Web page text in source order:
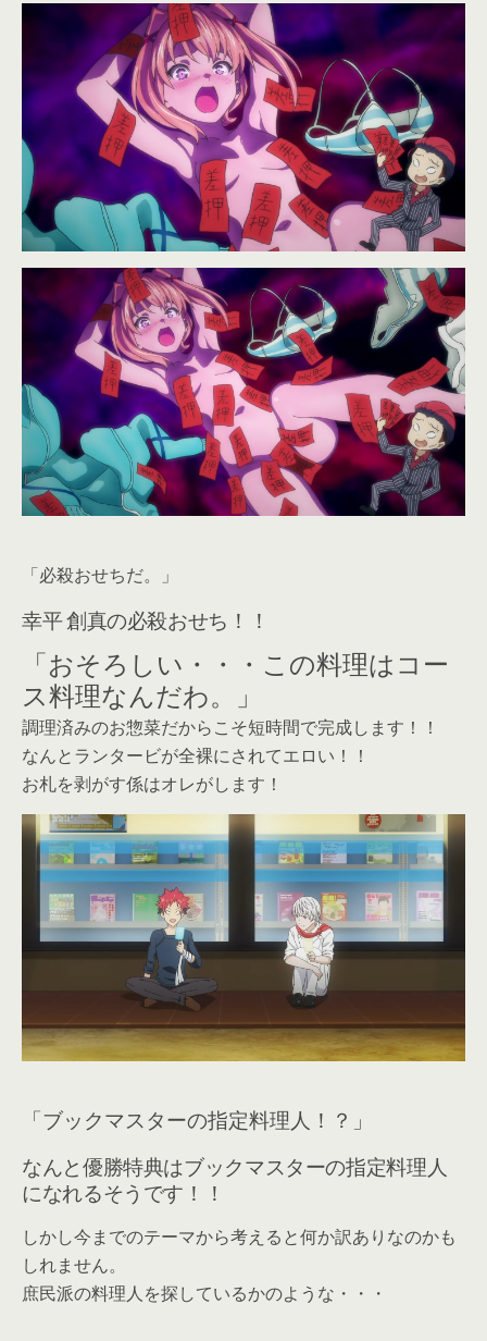
「必殺おせちだ。」
幸平 創真の必殺おせち！！
「おそろしい・・・この料理はコー
ス料理なんだわ。」
調理済みのお惣菜だからこそ短時間で完成します！！
なんとランタービが全裸にされてエロい！！
お札を剥がす係はオレがします！
「ブックマスターの指定料理人！？」
なんと優勝特典はブックマスターの指定料理人
になれるそうです！！
しかし今までのテーマから考えると何か訳ありなのかも
しれません。
庶民派の料理人を探しているかのような・・・